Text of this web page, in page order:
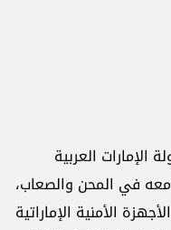
الإمارات العربية
في المحن والصعاب،
الأمنية الإماراتية